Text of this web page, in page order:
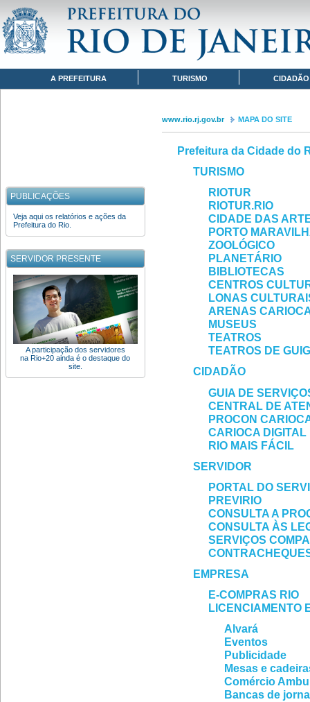
www.rio.rj.gov.br
MAPA DO SITE
NavegaçãoA PREFEITURA TURISMO CIDADÃO
PUBLICAÇÕES
Veja aqui os relatórios e ações da
Prefeitura do Rio.
SERVIDOR PRESENTE
A participação dos servidores
na Rio+20 ainda é o destaque do
site.
www.rio.rj.gov.br MAPA DO SITE
Prefeitura da Cidade do
TURISMO
RIOTUR
RIOTUR.RIO
CIDADE DAS
PORTO
ZOOLÓGICO
PLANETÁRIO
BIBLIOTECAS
CENTROS
LONAS
ARENAS
MUSEUS
TEATROS
TEATROS DE
CIDADÃO
GUIA DE
CENTRAL DE
PROCON
CARIOCA DIGITAL
RIO MAIS FÁCIL
SERVIDOR
PORTAL DO
PREVIRIO
CONSULTA A
CONSULTA ÀS
SERVIÇOS
EMPRESA
E-COMPRAS RIO
LICENCIAMENTO
Alvará
Eventos
Publicidade
Mesas e
Comércio
Bancas de